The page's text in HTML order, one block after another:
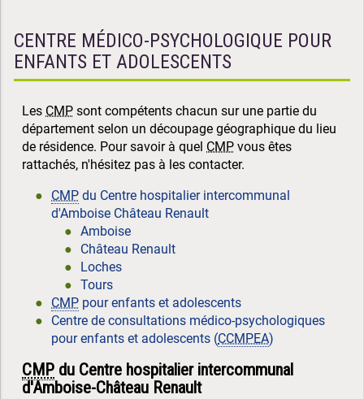
CENTRE MÉDICO-PSYCHOLOGIQUE POUR
ENFANTS ET ADOLESCENTS
Les CMP sont compétents chacun sur une partie du
département selon un découpage géographique du lieu
de résidence. Pour savoir à quel CMP vous êtes
rattachés, n'hésitez pas à les contacter.
CMP du Centre hospitalier intercommunal
d'Amboise Château Renault
Amboise
Château Renault
Loches
Tours
CMP pour enfants et adolescents
Centre de consultations médico-psychologiques
pour enfants et adolescents (CCMPEA)
CMP du Centre hospitalier intercommunal
d'Amboise-Château Renault